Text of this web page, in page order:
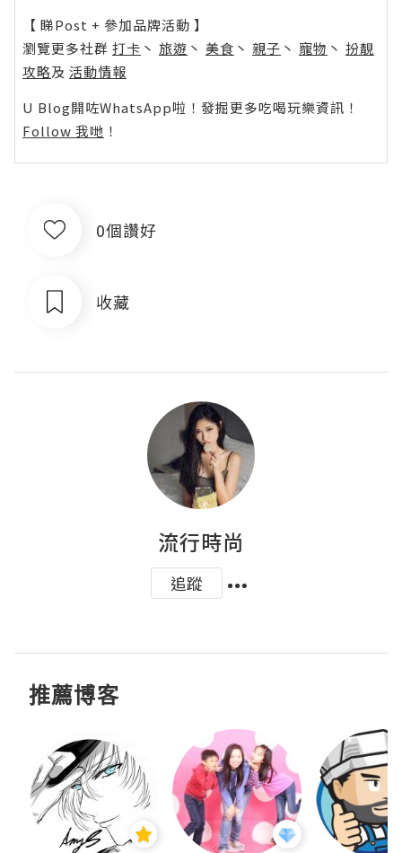
【 睇Post + 參加品牌活動 】
瀏覽更多社群 打卡 丶 旅遊 丶 美食 丶 親子 丶 寵物 丶 扮靚
攻略及 活動情報
U Blog開咗WhatsApp啦！發掘更多吃喝玩樂資訊！
Follow 我哋 ！
0個讚好
收藏
流行時尚
追蹤
推薦博客